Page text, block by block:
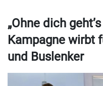
„Ohne dich
Kampagne wirbt
und Buslenker